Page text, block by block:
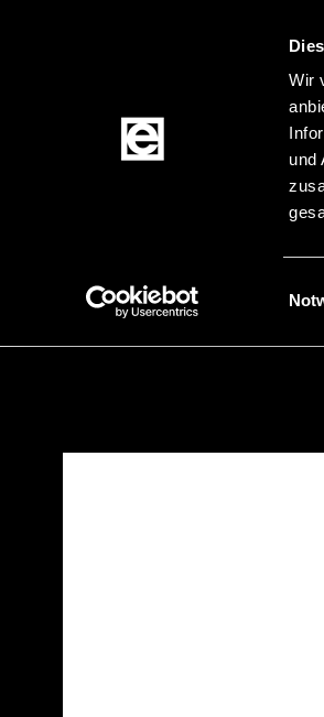
Wir
und
Zum Inhalt springen
Pfadnavigation
Startseite Produkte